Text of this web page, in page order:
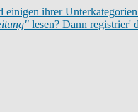
einigen ihrer
lesen? Dann registrier'